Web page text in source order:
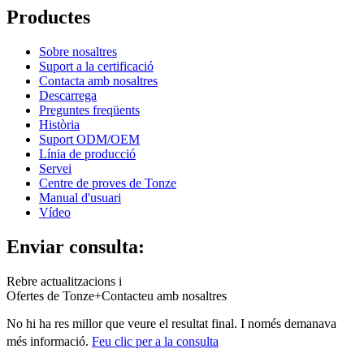
Productes
Sobre nosaltres
Suport a la certificació
Contacta amb nosaltres
Descarrega
Preguntes freqüents
Història
Suport ODM/OEM
Línia de producció
Servei
Centre de proves de Tonze
Manual d'usuari
Vídeo
Enviar consulta:
Rebre actualitzacions i
Ofertes de Tonze+Contacteu amb nosaltres
No hi ha res millor que veure el resultat final. I només demanava
més informació. Feu clic per a la consulta